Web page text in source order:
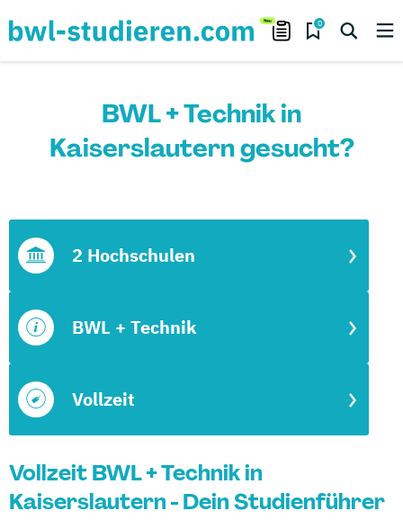
0
BWL + Technik in
Kaiserslautern gesucht?
Vollzeit
BWL + Technik
2 Hochschulen
Vollzeit BWL + Technik in
Kaiserslautern - Dein Studienführer